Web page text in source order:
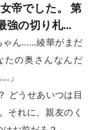
残酷だった。最愛の
決は彼女の耳元で甘
帝でした。 第
強の切り札と
ゃん……綾華がまだ
たの奥さんなんだ
」
どうせあいつは目
それに、親友のく